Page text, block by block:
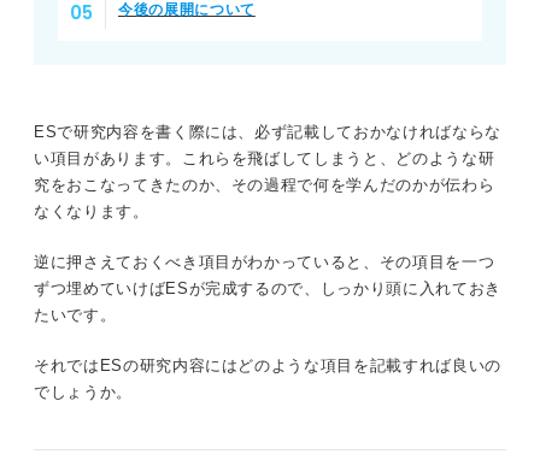
今後の展開について
ESで研究内容を書く際には、必ず記載しておかなければならな
い項目があります。これらを飛ばしてしまうと、どのような研
究をおこなってきたのか、その過程で何を学んだのかが伝わら
なくなります。
逆に押さえておくべき項目がわかっていると、その項目を一つ
ずつ埋めていけばESが完成するので、しっかり頭に入れておき
たいです。
それではESの研究内容にはどのような項目を記載すれば良いの
でしょうか。